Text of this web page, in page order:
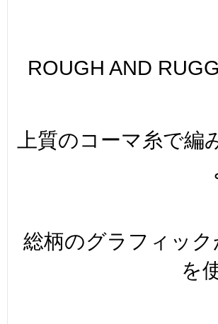
ROUGH AND
上質のコーマ糸で編
総柄のグラフィッ
を